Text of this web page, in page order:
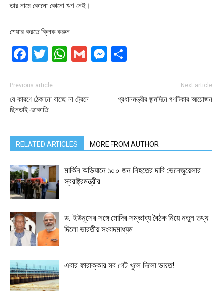
তার নামে কোনো কোনো ঋণ নেই।
শেয়ার করতে ক্লিক করুন
Facebook
Twitter
WhatsApp
GmailMessenger
Previous article
যে কারণে ঠেকানো যাচ্ছে না ট্রেনে
ছিনতাই-ডাকাতি
Next article
প্রধানমন্ত্রীর জন্মদিনে গণটিকার আয়োজন
RELATED ARTICLES MORE FROM AUTHOR
মার্কিন অভিযানে ১০০ জন নিহতের দাবি ভেনেজুয়েলার
স্বরাষ্ট্রমন্ত্রীর
ড. ইউনূসের সঙ্গে মোদির সম্ভাব্য বৈঠক নিয়ে নতুন তথ্য
দিলো ভারতীয় সংবাদমাধ্যম
এবার ফারাক্কার সব গেট খুলে দিলো ভারত!